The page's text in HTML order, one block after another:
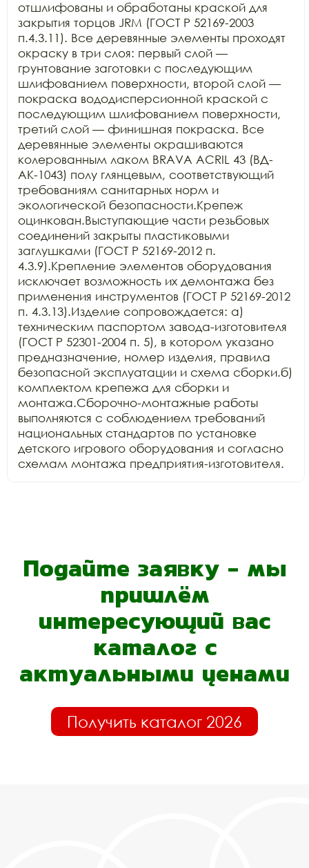
отшлифованы и обработаны краской для
закрытия торцов JRM (ГОСТ Р 52169-2003
п.4.3.11). Все деревянные элементы проходят
окраску в три слоя: первый слой —
грунтование заготовки с последующим
шлифованием поверхности, второй слой —
покраска вододисперсионной краской с
последующим шлифованием поверхности,
третий слой — финишная покраска. Все
деревянные элементы окрашиваются
колерованным лаком BRAVA ACRIL 43 (ВД-
АК-1043) полу глянцевым, соответствующий
требованиям санитарных норм и
экологической безопасности.Крепеж
оцинкован.Выступающие части резьбовых
соединений закрыты пластиковыми
заглушками (ГОСТ Р 52169-2012 п.
4.3.9).Крепление элементов оборудования
исключает возможность их демонтажа без
применения инструментов (ГОСТ Р 52169-2012
п. 4.3.13).Изделие сопровождается: а)
техническим паспортом завода-изготовителя
(ГОСТ Р 52301-2004 п. 5), в котором указано
предназначение, номер изделия, правила
безопасной эксплуатации и схема сборки.б)
комплектом крепежа для сборки и
монтажа.Сборочно-монтажные работы
выполняются с соблюдением требований
национальных стандартов по установке
детского игрового оборудования и согласно
схемам монтажа предприятия-изготовителя.
Подайте заявку - мы
пришлём
интересующий вас
каталог с
актуальными ценами
Получить каталог 2026